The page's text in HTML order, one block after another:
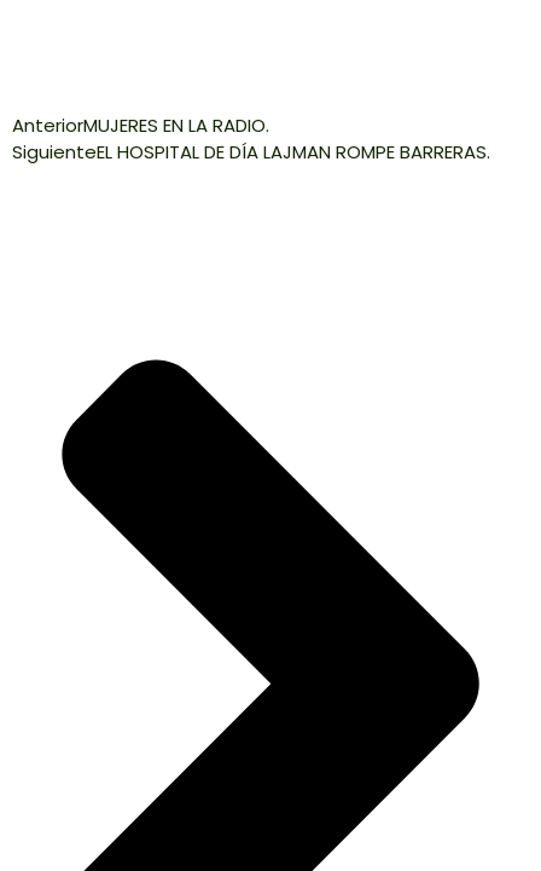
AnteriorMUJERES EN LA RADIO.
SiguienteEL HOSPITAL DE DÍA LAJMAN ROMPE BARRERAS.